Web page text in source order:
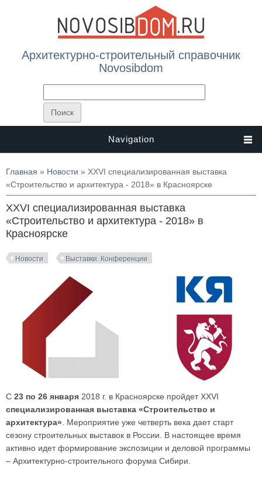
Архитектурно-строительный справочник
Novosibdom
Navigation
Вы здесь
Главная » Новости » XXVI специализированная выставка
«Строительство и архитектура - 2018» в Красноярске
XXVI специализированная выставка
«Строительство и архитектура - 2018» в
Красноярске
Новости Выставки. Конференции
С 23 по 26 января 2018 г. в Красноярске пройдет XXVI
специализированная выставка «Строительство и
архитектура». Мероприятие уже четверть века дает старт
сезону строительных выставок в России. В настоящее время
активно идет формирование экспозиции и деловой программы
– Архитектурно-строительного форума Сибири.